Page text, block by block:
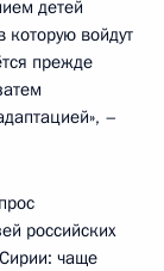
детей
которую войдут
прежде
–
российских
чаще